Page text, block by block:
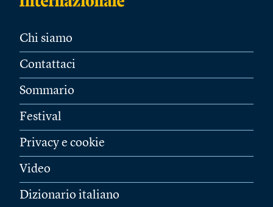
Chi siamo
Contattaci
Sommario
Festival
Privacy e cookie
Video
Dizionario italiano